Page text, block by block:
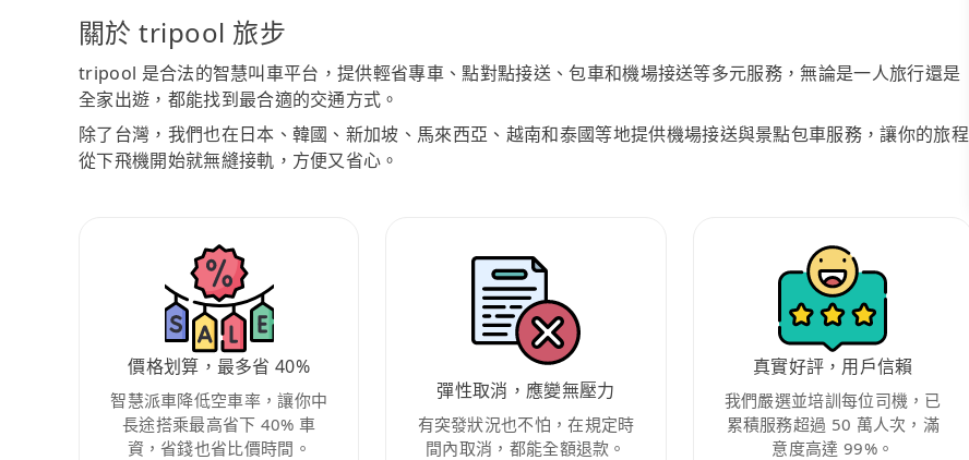
關於 tripool 旅步
tripool 是合法的智慧叫車平台，提供輕省專車、點對點接送、包車和機場接送等多元服務，無論是一人旅行還是
全家出遊，都能找到最合適的交通方式。
除了台灣，我們也在日本、韓國、新加坡、馬來西亞、越南和泰國等地提供機場接送與景點包車服務，讓你的旅程
從下飛機開始就無縫接軌，方便又省心。
價格划算，最多省 40%
智慧派車降低空車率，讓你中
長途搭乘最高省下 40% 車
資，省錢也省比價時間。
彈性取消，應變無壓力
有突發狀況也不怕，在規定時
間內取消，都能全額退款。
真實好評，用戶信賴
我們嚴選並培訓每位司機，已
累積服務超過 50 萬人次，滿
意度高達 99%。